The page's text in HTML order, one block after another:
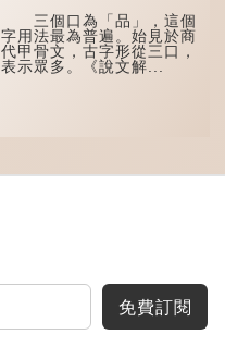
三個口為「品」，這個
字用法最為普遍。始見於商
代甲骨文，古字形從三口，
表示眾多。《說文解...
免費訂閱